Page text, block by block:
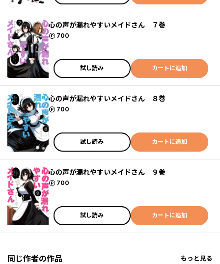
心の声が漏れやすいメイドさん ７巻
700
ポイント
試し読み カートに追加
心の声が漏れやすいメイドさん ８巻
700
ポイント
試し読み カートに追加
心の声が漏れやすいメイドさん ９巻
700
ポイント
試し読み カートに追加
同じ作者の作品 もっと見る